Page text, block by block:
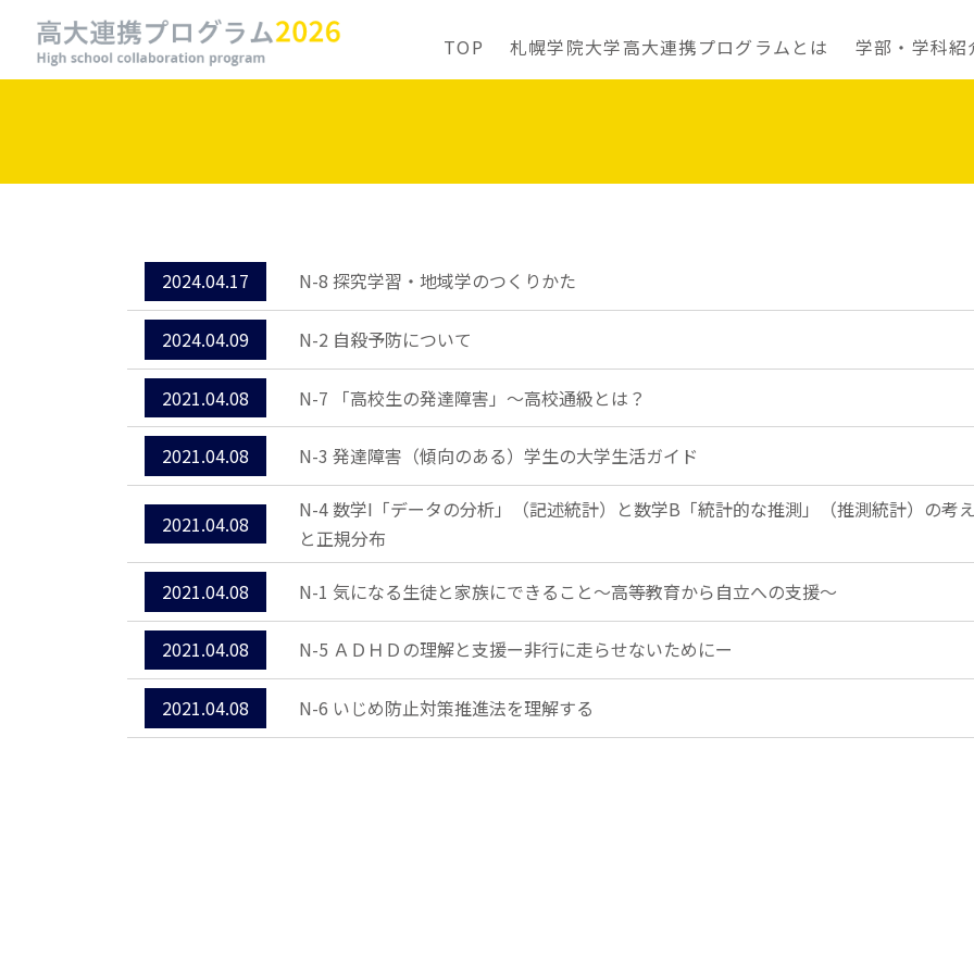
TOP 札幌学院大学高大連携プログラムとは 学部・学科紹
2024.04.17 N-8 探究学習・地域学のつくりかた
2024.04.09 N-2 自殺予防について
2021.04.08 N-7 「高校生の発達障害」～高校通級とは？
2021.04.08 N-3 発達障害（傾向のある）学生の大学生活ガイド
2021.04.08
N-4 数学I「データの分析」（記述統計）と数学B「統計的な推測」（推測統計）の考
と正規分布
2021.04.08 N-1 気になる生徒と家族にできること～高等教育から自立への支援～
2021.04.08 N-5 ＡＤＨＤの理解と支援ー非行に走らせないためにー
2021.04.08 N-6 いじめ防止対策推進法を理解する